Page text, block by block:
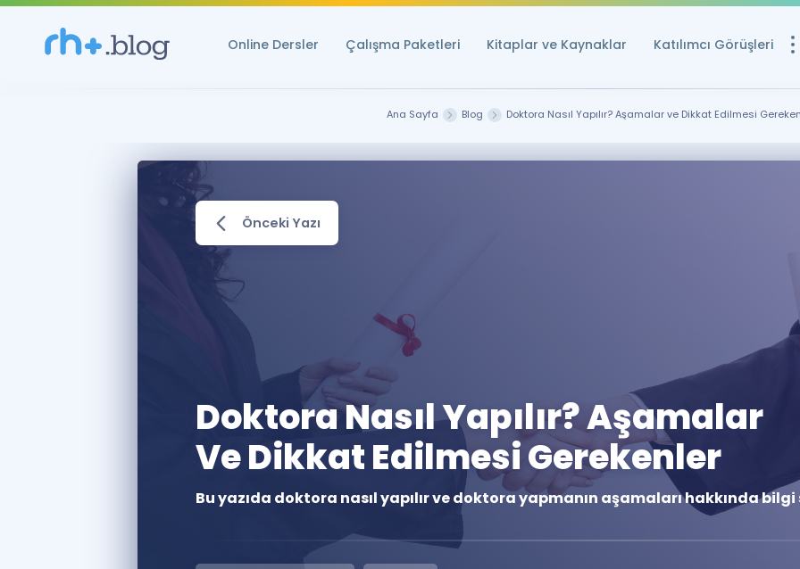
Online Dersler Çalışma Paketleri Kitaplar ve Kaynaklar Katılımcı Görüşleri
Ücretsiz
YDS ve YÖKDİL
YDS ve
ÖSYM Sınav
Tüm ÖSYM
Kampanyalar
Eğitim ve
YDS - YÖKDİL
İngilizce Gramer
İngilizce Gramer
Ana Sayfa Blog Doktora Nasıl Yapılır? Aşamalar ve Dikkat Edilmesi
Önceki Yazı
Doktora Nasıl Yapılır? Aşamalar
Ve Dikkat Edilmesi Gerekenler
Bu yazıda doktora nasıl yapılır ve doktora yapmanın aşamaları hakkında bilgi